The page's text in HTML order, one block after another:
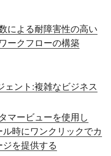
による耐障害性の高い
ークフローの構築
ェント:複雑なビジネス
マービューを使用し
時にワンクリックでカ
を提供する